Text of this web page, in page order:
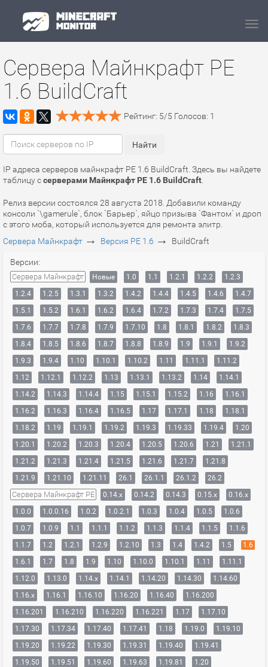
Сервера Майнкрафт PE
1.6 BuildCraft
Рейтинг: 5/5 Голосов: 1
IP адреса серверов майнкрафт PE 1.6 BuildCraft. Здесь вы найдете
таблицу ссерверами Майнкрафт PE 1.6 BuildCraft
Релиз версии состоялся 28 августа 2018. Добавили команду
консоли `\gamerule`, блок `Барьер`, яйцо призыва `Фантом` и дроп
с этого моба, который используется для ремонта элитр.
Сервера Майнкрафт → Версия PE 1.6 → BuildCraft
Версии:
Сервера Майнкрафт Новые 1.0 1.1 1.2.1 1.2.2
1.2.3
1.2.4
1.2.5 1.3.1 1.3.2 1.4.2 1.4.4 1.4.5 1.4.6
1.4.7
1.5.1
1.5.2 1.6.1 1.6.2 1.6.4 1.7.2 1.7.3 1.7.4
1.7.5
1.7.6
1.7.7 1.7.8 1.7.9 1.7.10 1.8 1.8.1 1.8.2
1.8.3
1.8.4
1.8.5 1.8.6 1.8.7 1.8.8 1.8.9 1.9 1.9.1
1.9.2
1.9.3
1.9.4 1.10 1.10.1 1.10.2 1.11 1.11.1
1.11.2
1.12
1.12.1 1.12.2 1.13 1.13.1 1.13.2 1.14
1.14.1
1.14.2
1.14.3 1.14.4 1.15 1.15.1 1.15.2 1.16
1.16.1
1.16.2
1.16.3 1.16.4 1.16.5 1.17 1.17.1 1.18
1.18.1
1.18.2
1.19 1.19.1 1.19.2 1.19.3 1.19.33 1.19.4
1.20
1.20.1
1.20.2 1.20.3 1.20.4 1.20.5 1.20.6 1.21
1.21.1
1.21.2
1.21.3 1.21.4 1.21.5 1.21.6 1.21.7
1.21.8
1.21.9
1.21.10 1.21.11 26.1 26.1.1 26.1.2 26.2
Сервера Майнкрафт PE 0.14.x 0.14.2 0.14.3 0.15.x
0.16.x
1.0.0
1.0.0.16 1.0.2 1.0.2.1 1.0.3 1.0.4 1.0.5
1.0.6
1.0.7
1.0.9 1.1 1.1.1 1.1.2 1.1.3 1.1.4 1.1.5
1.1.6
1.1.7
1.2 1.2.1 1.2.9 1.2.10 1.3 1.4 1.4.2 1.5
1.6
1.6.1
1.7 1.8 1.9 1.10 1.10.0 1.10.1 1.11
1.11.1
1.12.0
1.13.0 1.14.x 1.14.1 1.14.20 1.14.30
1.14.60
1.16.x
1.16.1 1.16.10 1.16.20 1.16.40
1.16.200
1.16.201
1.16.210 1.16.220 1.16.221 1.17
1.17.10
1.17.30
1.17.34 1.17.40 1.17.41 1.18 1.19.0
1.19.10
1.19.20
1.19.22 1.19.30 1.19.31 1.19.40
1.19.41
1.19.50
1.19.51 1.19.60 1.19.63 1.19.81 1.20